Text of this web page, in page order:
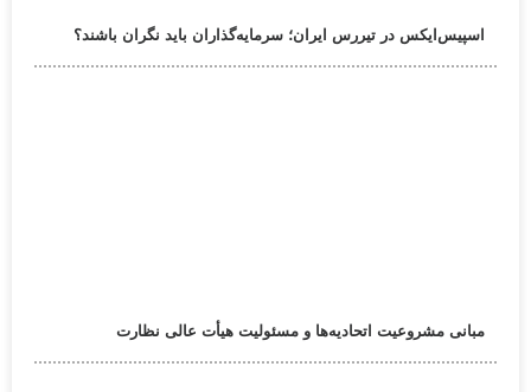
اسپیس‌ایکس در تیررس ایران؛ سرمایه‌گذاران باید نگران باشند؟
مبانی مشروعیت اتحادیه‌ها و مسئولیت هیأت عالی نظارت